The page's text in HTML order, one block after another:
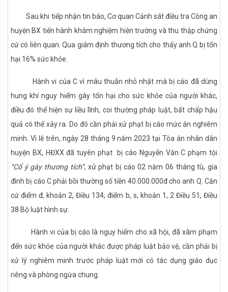
Sau khi tiếp nhận tin báo, Cơ quan Cảnh sát điều tra Công an
huyện BX tiến hành khám nghiệm hiện trường và thu thập chứng
cứ có liên quan. Qua giám định thương tích cho thấy anh Q bị tổn
hại 16% sức khỏe.
Hành vi của C vì mâu thuẫn nhỏ nhặt mà bị cáo đã dùng
hung khí nguy hiểm gây tổn hại cho sức khỏe của người khác,
điều đó thể hiện sự liều lĩnh, coi thường pháp luật, bất chấp hậu
quả có thể xảy ra. Do đó cần phải xử phạt bị cáo mức án nghiêm
minh. Vì lẽ trên, ngày 28 tháng 9 năm 2023 tại Tòa án nhân dân
huyện BX, HĐXX đã tuyên phạt bị cáo Nguyễn Văn C phạm tội
“Cố ý gây thương tích”, xử phạt bị cáo 02 năm 06 tháng tù, gia
đình bị cáo C phải bồi thường số tiền 40.000.000đ cho anh Q. Căn
cứ điểm đ, khoản 2, Điều 134; điểm b, s, khoản 1, 2 Điều 51, Điều
38 Bộ luật hình sự.
Hành vi của bị cáo là nguy hiểm cho xã hội, đã xâm phạm
đến sức khỏe của người khác được pháp luật bảo vệ, cần phải bị
xử lý nghiêm minh trước pháp luật mới có tác dụng giáo dục
riêng và phòng ngừa chung.